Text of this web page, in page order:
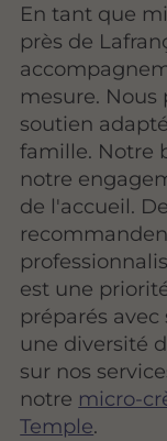
En tant que
près de
mesure. Nous
soutien
famille. Notre
notre
de l'accueil.
est une
préparés
une diversité
sur nos
notre micro-
Temple.